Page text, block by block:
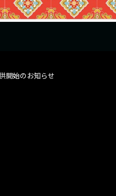
開始のお知らせ